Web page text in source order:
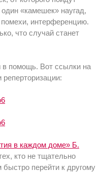
«камешек» наугад,
помехи, интерференцию.
что случай станет
в помощь. Вот ссылки на
в каждом доме» Б.
кто не тщательно
перейти к другому